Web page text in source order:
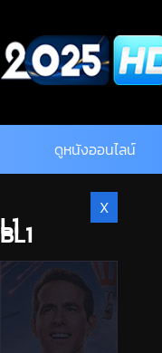
content
ดูหนังออนไลน์
BL1
BL2
X
L1